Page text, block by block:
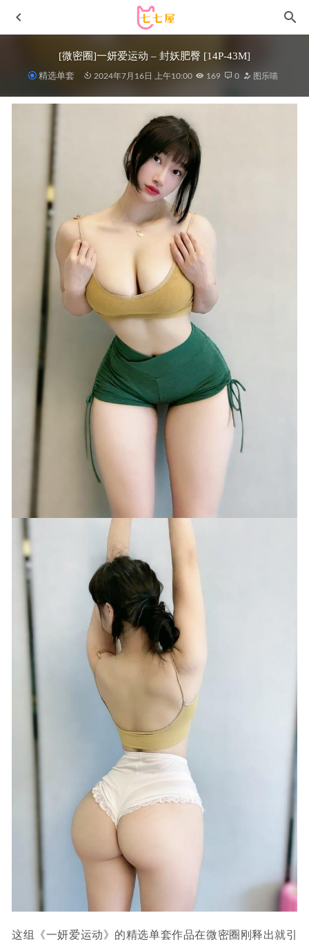
[微密圈]一妍爱运动 – 封妖肥臀 [14P-43M]
精选单套 2024年7月16日 上午10:00 169 0 图乐喵
这组《一妍爱运动》的精选单套作品在微密圈刚释出就引
[Xiuren秀人网]2023.06.30 NO.7006 是小逗逗[80+1P／
762MB]
2023-12-11
Machi马吉(馬吉) – NO.11 白色连衣裙[10P]
桜桃喵 – NO.217 蓝 [20P-356MB] 2026-03-19
[Xiuren秀人网]2025.02.08 NO.9853 余安安[85+1P/250MB]
2025-08-10
星之迟迟 –纯白と漆黑 5套 合集[131P/572MB]